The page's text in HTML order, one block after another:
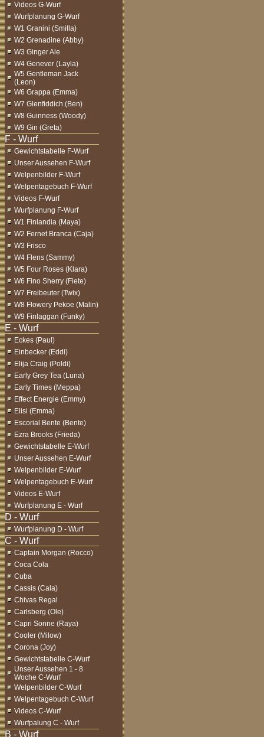
Videos G-Wurf
Wurfplanung G-Wurf
W1 Granini (Smilla)
W2 Grenadine (Abby)
W3 Ginger Ale
W4 Genever (Layla)
W5 Gentleman Jack
(Leon)
W6 Grappa (Emma)
W7 Glenfiddich (Ben)
W8 Guinness (Woody)
W9 Gin (Greta)
Gewichtstabelle F-Wurf
Unser Aussehen F-Wurf
Welpenbilder F-Wurf
Welpentagebuch F-Wurf
Videos F-Wurf
Wurfplanung F-Wurf
W1 Finlandia (Maya)
W2 Fernet Branca (Caja)
W3 Frisco
W4 Flens (Sammy)
W5 Four Roses (Klara)
W6 Fino Sherry (Fiete)
W7 Freibeuter (Twix)
W8 Flowery Pekoe (Malin)
W9 Finlaggan (Funky)
Eckes (Paul)
Einbecker (Eddi)
Elija Craig (Poldi)
Early Grey Tea (Luna)
Early Times (Meppa)
Effect Energie (Emmy)
Elisi (Emma)
Escorial Bente (Bente)
Ezra Brooks (Frieda)
Gewichtstabelle E-Wurf
Unser Aussehen E-Wurf
Welpenbilder E-Wurf
Welpentagebuch E-Wurf
Videos E-Wurf
Wurfplanung E - Wurf
Wurfplanung D - Wurf
Captain Morgan (Rocco)
Coca Cola
Cuba
Cassis (Cala)
Chivas Regal
Carlsberg (Ole)
Capri Sonne (Raya)
Cooler (Milow)
Corona (Joy)
Gewichtstabelle C-Wurf
Unser Aussehen 1 - 8
Woche C-Wurf
Welpenbilder C-Wurf
Welpentagebuch C-Wurf
Videos C-Wurf
Wurfpalung C - Wurf